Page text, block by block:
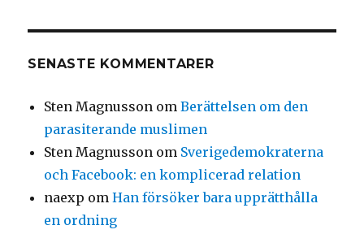
SENASTE KOMMENTARER
Sten Magnusson omBerättelsen om den
parasiterande muslimen
Sten Magnusson om Sverigedemokraterna
och Facebook: en komplicerad relation
naexp omHan försöker bara upprätthålla
en ordning